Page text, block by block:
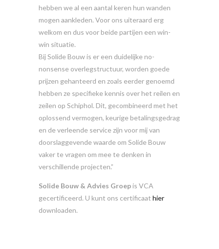
hebben we al een aantal keren hun wanden
mogen aankleden. Voor ons uiteraard erg
welkom en dus voor beide partijen een win-
win situatie.
Bij Solide Bouw is er een duidelijke no-
nonsense overlegstructuur, worden goede
prijzen gehanteerd en zoals eerder genoemd
hebben ze specifieke kennis over het reilen en
zeilen op Schiphol. Dit, gecombineerd met het
oplossend vermogen, keurige betalingsgedrag
en de verleende service zijn voor mij van
doorslaggevende waarde om Solide Bouw
vaker te vragen om mee te denken in
verschillende projecten.”
Solide Bouw & Advies Groepis VCA
gecertificeerd. U kunt ons certificaat hier
downloaden.